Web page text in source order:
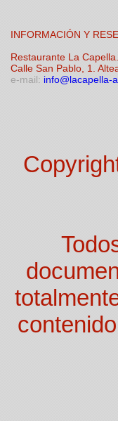
INFORMACIÓN Y
Restaurante La Capella.
Calle San Pablo, 1.
e-mail: info@lacapella-